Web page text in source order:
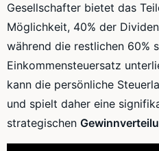
Gesellschafter bietet das
Möglichkeit, 40% der
während die restlichen 60%
Einkommensteuersatz
kann die persönliche
und spielt daher eine
strategischen